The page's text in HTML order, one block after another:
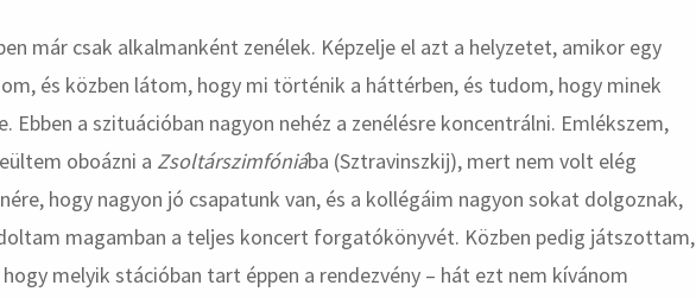
már csak alkalmanként zenélek. Képzelje el azt a helyzetet, amikor egy
és közben látom, hogy mi történik a háttérben, és tudom, hogy minek
Ebben a szituációban nagyon nehéz a zenélésre koncentrálni. Emlékszem,
oboázni a Zsoltárszimfóniába (Sztravinszkij), mert nem volt elég
hogy nagyon jó csapatunk van, és a kollégáim nagyon sokat dolgoznak,
magamban a teljes koncert forgatókönyvét. Közben pedig játszottam,
melyik stációban tart éppen a rendezvény – hát ezt nem kívánom